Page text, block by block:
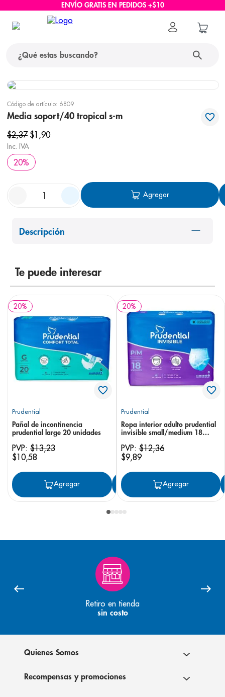
ENVÍO GRATIS EN PEDIDOS +$10
Código de artículo: 6809
Media soport/40 tropical s-m
$2,37 $1 ,90
Inc. IVA
20%
Agregar
Descripción
Te puede interesar
20%
Prudential
Pañal de incontinencia
prudential large 20 unidades
PVP: $13,23
$10,58
Agregar Agregar
20%
Prudential
Ropa interior adulto prudential
invisible small/medium 18
PVP:$12,36
$9,89
Agregar
Retiro en tienda
sin costo
Quienes Somos
Recompensas y promociones
términos más buscados
1. protector solar
2. pañales
3.
4. cerave
5. nivea
bioderma
8. desodorante
10.panolini